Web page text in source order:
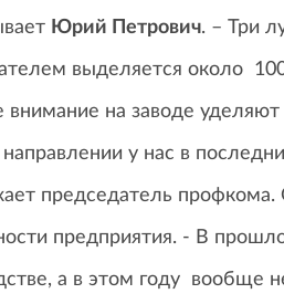
Юрий Петрович. – Три
выделяется около
внимание на заводе
у нас в
председатель профкома.
предприятия. - В
а в этом году вообще